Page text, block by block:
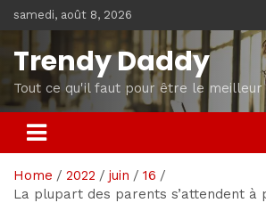
to
content
samedi, août 8, 2026
Trendy Daddy
Tout ce qu'il faut pour être le meilleur
Home 2022 juin
16
La plupart des parents s’attendent à